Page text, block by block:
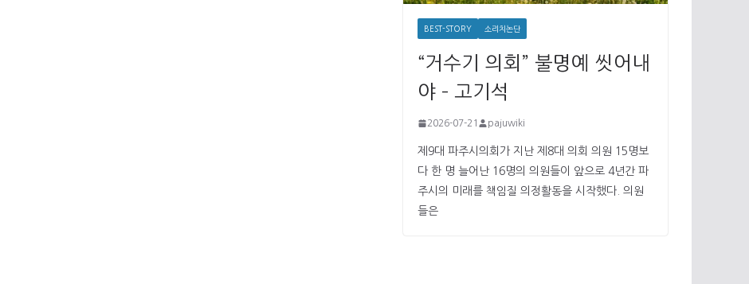
BEST-STORY 소리치논단
“거수기 의회” 불명예 씻어내
야 – 고기석
2026-07-21 pajuwiki
제9대 파주시의회가 지난 제8대 의회 의원 15명보
다 한 명 늘어난 16명의 의원들이 앞으로 4년간 파
주시의 미래를 책임질 의정활동을 시작했다. 의원
들은